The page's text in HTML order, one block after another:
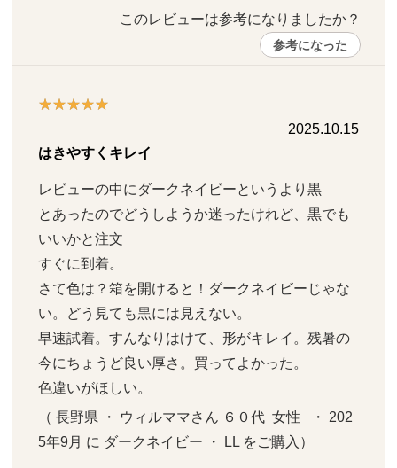
このレビューは参考になりましたか？
参考になった
2025.10.15
はきやすくキレイ
レビューの中にダークネイビーというより黒
とあったのでどうしようか迷ったけれど、黒でも
いいかと注文
すぐに到着。
さて色は？箱を開けると！ダークネイビーじゃな
い。どう見ても黒には見えない。
早速試着。すんなりはけて、形がキレイ。残暑の
今にちょうど良い厚さ。買ってよかった。
色違いがほしい。
（ 長野県 ・ ウィルママさん ６０代  女性   ・ 202
5年9月 に ダークネイビー ・ LL をご購入）